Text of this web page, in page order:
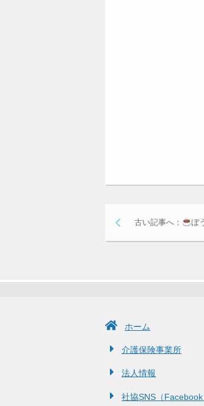
古い記事へ： ぼ
ホーム
介護保険事業所
法人情報
社協SNS（Facebook